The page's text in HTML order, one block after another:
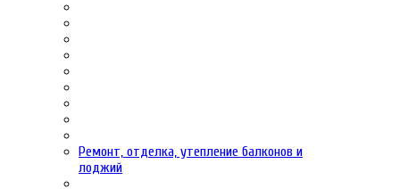
Ремонт, отделка, утепление балконов и
лоджий